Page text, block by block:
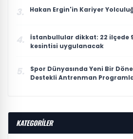
3. Hakan Ergin'in Kariyer
4.
İstanbullular dikkat: 22 ilçede
kesintisi uygulanacak
5.
Spor Dünyasında Yeni Bir
Destekli Antrenman
KATEGORİLER